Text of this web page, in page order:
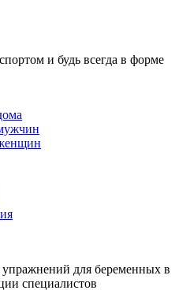
и будь всегда в форме
упражнений для беременных в
специалистов